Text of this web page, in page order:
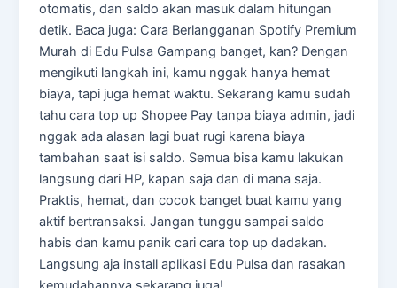
otomatis, dan saldo akan masuk dalam hitungan
detik. Baca juga: Cara Berlangganan Spotify Premium
Murah di Edu Pulsa Gampang banget, kan? Dengan
mengikuti langkah ini, kamu nggak hanya hemat
biaya, tapi juga hemat waktu. Sekarang kamu sudah
tahu cara top up Shopee Pay tanpa biaya admin, jadi
nggak ada alasan lagi buat rugi karena biaya
tambahan saat isi saldo. Semua bisa kamu lakukan
langsung dari HP, kapan saja dan di mana saja.
Praktis, hemat, dan cocok banget buat kamu yang
aktif bertransaksi. Jangan tunggu sampai saldo
habis dan kamu panik cari cara top up dadakan.
Langsung aja install aplikasi Edu Pulsa dan rasakan